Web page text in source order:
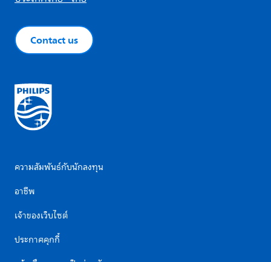
Contact us
ความสัมพันธ์กับนักลงทุน
อาชีพ
เจ้าของเว็บไซต์
ประกาศคุกกี้